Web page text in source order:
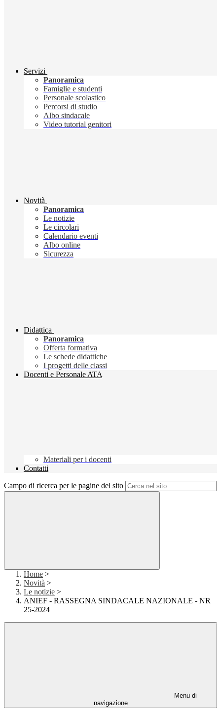
Servizi
Panoramica
Famiglie e studenti
Personale scolastico
Percorsi di studio
Albo sindacale
Video tutorial genitori
Novità
Panoramica
Le notizie
Le circolari
Calendario eventi
Albo online
Sicurezza
Didattica
Panoramica
Offerta formativa
Le schede didattiche
I progetti delle classi
Docenti e Personale ATA
Materiali per i docenti
Contatti
Campo di ricerca per le pagine del sito
Home >
Novità >
Le notizie >
ANIEF - RASSEGNA SINDACALE NAZIONALE - NR
25-2024
Menu di
navigazione